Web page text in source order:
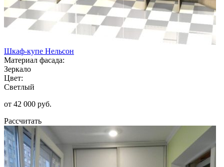
Шкаф-купе Нельсон
Материал фасада:
Зеркало
Цвет:
Светлый
от 42 000 руб.
Рассчитать